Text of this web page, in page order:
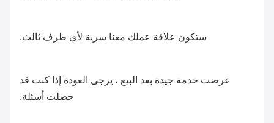
ستكون علاقة عملك معنا سرية لأي طرف ثالث.
عرضت خدمة جيدة بعد البيع ، يرجى العودة إذا كنت قد
حصلتأسئلة .